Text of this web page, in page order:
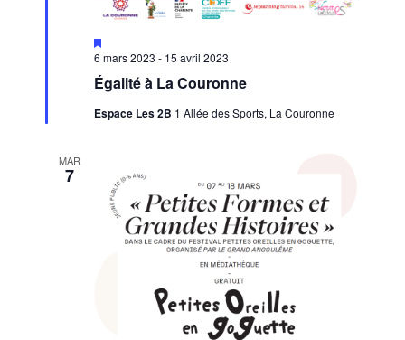
Égalité à La Couronne
en
6 mars 2023 - 15 avril 2023
Espace Les 2B 1 Allée des Sports, La Couronne
MAR
7